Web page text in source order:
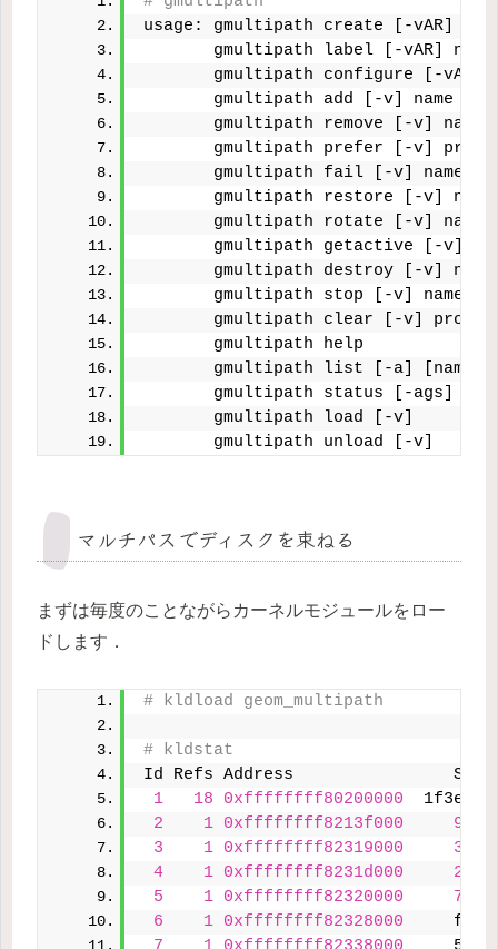
usage: gmultipath create [-vAR]
gmultipath label [-vAR]
gmultipath configure [-vAPR]
gmultipath add [-v] name
gmultipath remove [-v] name
gmultipath prefer [-v] prov
gmultipath fail [-v] name
gmultipath restore [-v] name
       gmultipath rotate [-v] name
gmultipath getactive [-v]
       gmultipath destroy [-v] name
       gmultipath stop [-v] name
gmultipath clear [-v] prov
       gmultipath help
gmultipath list [-a] [name
gmultipath status [-ags]
       gmultipath load [-v]
       gmultipath unload [-v]
マルチパスでディスクを束ねる
まずは毎度のことながらカーネルモジュールをロー
ドします．
# kldload geom_multipath
# kldstat
Id Refs Address                Size
1
18 0xffffffff80200000
1f3e2d0
2
1 0xffffffff8213f000 9290
3
1 0xffffffff82319000 3218
4
1 0xffffffff8231d000 2180
5
1 0xffffffff82320000 7490
6
1 0xffffffff82328000
f0ac